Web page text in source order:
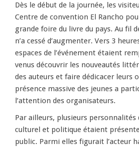
Dès le début de la journée, les
Centre de convention El Rancho
grande foire du livre du pays. Au fil
n’a cessé d’augmenter. Vers 3
espaces de l’événement étaient
venus découvrir les nouveautés
des auteurs et faire dédicacer leurs
présence massive des jeunes a
l’attention des organisateurs.
Par ailleurs, plusieurs
culturel et politique étaient
public. Parmi elles figurait l’acteur